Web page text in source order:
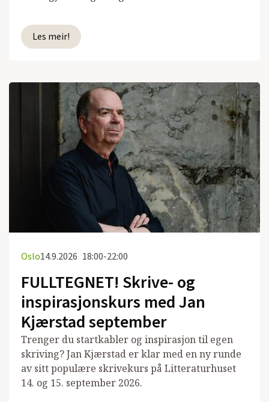
Les meir!
Oslo14.9.2026 18:00-22:00
FULLTEGNET! Skrive- og
inspirasjonskurs med Jan
Kjærstad september
Trenger du startkabler og inspirasjon til egen
skriving? Jan Kjærstad er klar med en ny runde
av sitt populære skrivekurs på Litteraturhuset
14. og 15. september 2026.